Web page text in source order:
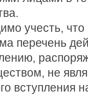
учесть,
перечень
не
вступления